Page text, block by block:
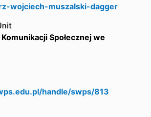
wojciech-muszalski-dagger
Społecznej we
handle/swps/813